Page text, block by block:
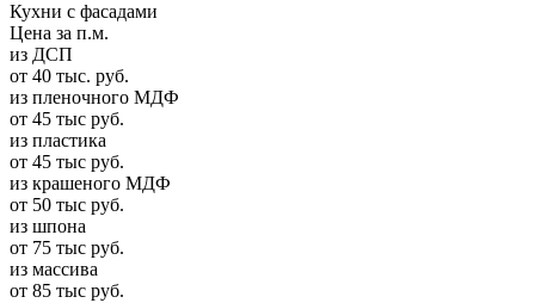
Кухни с фасадами
Цена за п.м.
из ДСП
от 40 тыс. руб.
из пленочного МДФ
от 45 тыс руб.
из пластика
от 45 тыс руб.
из крашеного МДФ
от 50 тыс руб.
из шпона
от 75 тыс руб.
из массива
от 85 тыс руб.